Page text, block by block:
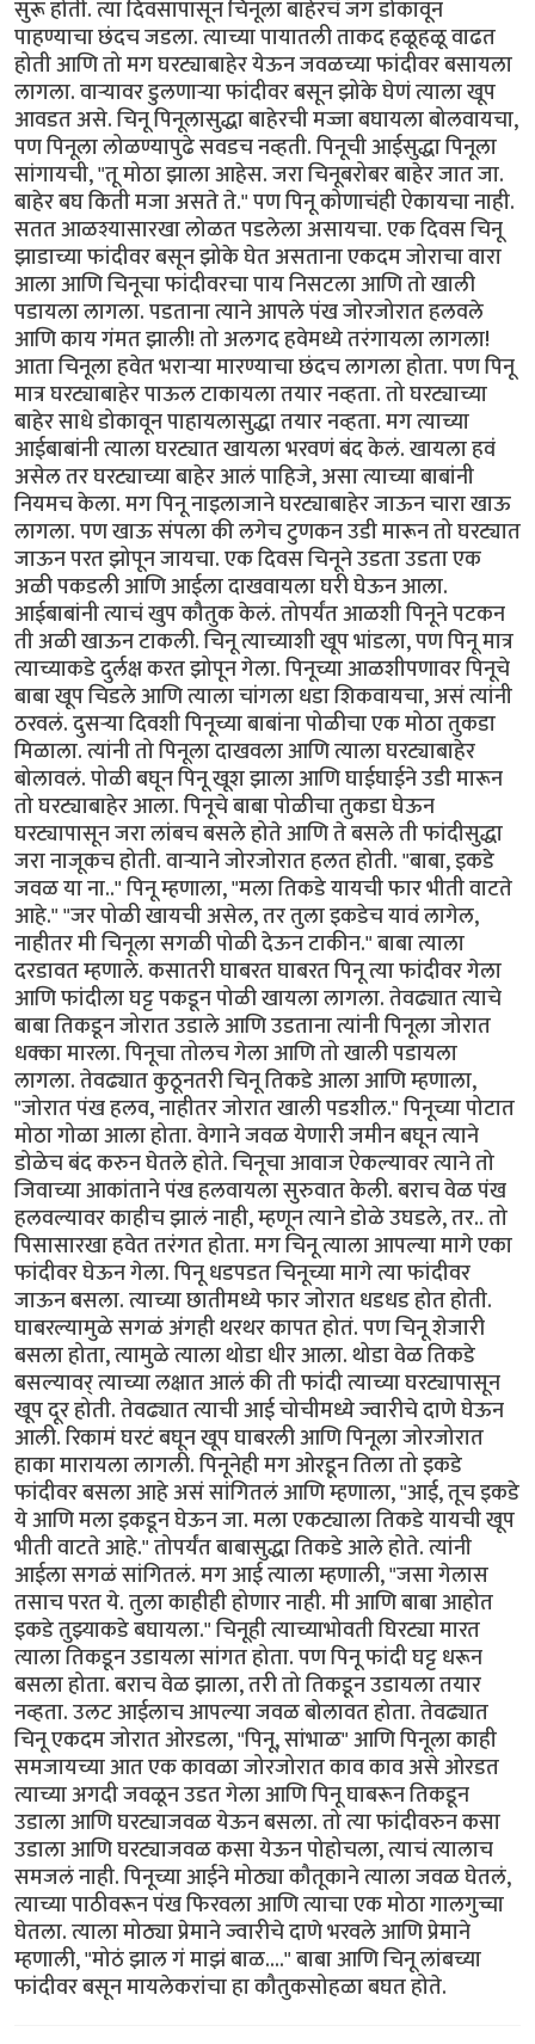
सुरू होती. त्या दिवसापासून चिनूला बाहेरचं जग डोकावून
पाहण्याचा छंदच जडला. त्याच्या पायातली ताकद हळूहळू वाढत
होती आणि तो मग घरट्याबाहेर येऊन जवळच्या फांदीवर बसायला
लागला. वार्‍यावर डुलणार्‍या फांदीवर बसून झोके घेणं त्याला खूप
आवडत असे. चिनू पिनूलासुद्धा बाहेरची मज्जा बघायला बोलवायचा,
पण पिनूला लोळण्यापुढे सवडच नव्हती. पिनूची आईसुद्धा पिनूला
सांगायची, "तू मोठा झाला आहेस. जरा चिनूबरोबर बाहेर जात जा.
बाहेर बघ किती मजा असते ते." पण पिनू कोणाचंही ऐकायचा नाही.
सतत आळश्यासारखा लोळत पडलेला असायचा. एक दिवस चिनू
झाडाच्या फांदीवर बसून झोके घेत असताना एकदम जोराचा वारा
आला आणि चिनूचा फांदीवरचा पाय निसटला आणि तो खाली
पडायला लागला. पडताना त्याने आपले पंख जोरजोरात हलवले
आणि काय गंमत झाली! तो अलगद हवेमध्ये तरंगायला लागला!
आता चिनूला हवेत भरार्‍या मारण्याचा छंदच लागला होता. पण पिनू
मात्र घरट्याबाहेर पाऊल टाकायला तयार नव्हता. तो घरट्याच्या
बाहेर साधे डोकावून पाहायलासुद्धा तयार नव्हता. मग त्याच्या
आईबाबांनी त्याला घरट्यात खायला भरवणं बंद केलं. खायला हवं
असेल तर घरट्याच्या बाहेर आलं पाहिजे, असा त्याच्या बाबांनी
नियमच केला. मग पिनू नाइलाजाने घरट्याबाहेर जाऊन चारा खाऊ
लागला. पण खाऊ संपला की लगेच टुणकन उडी मारून तो घरट्यात
जाऊन परत झोपून जायचा. एक दिवस चिनूने उडता उडता एक
अळी पकडली आणि आईला दाखवायला घरी घेऊन आला.
आईबाबांनी त्याचं खुप कौतुक केलं. तोपर्यंत आळशी पिनूने पटकन
ती अळी खाऊन टाकली. चिनू त्याच्याशी खूप भांडला, पण पिनू मात्र
त्याच्याकडे दुर्लक्ष करत झोपून गेला. पिनूच्या आळशीपणावर पिनूचे
बाबा खूप चिडले आणि त्याला चांगला धडा शिकवायचा, असं त्यांनी
ठरवलं. दुसर्‍या दिवशी पिनूच्या बाबांना पोळीचा एक मोठा तुकडा
मिळाला. त्यांनी तो पिनूला दाखवला आणि त्याला घरट्याबाहेर
बोलावलं. पोळी बघून पिनू खूश झाला आणि घाईघाईने उडी मारून
तो घरट्याबाहेर आला. पिनूचे बाबा पोळीचा तुकडा घेऊन
घरट्यापासून जरा लांबच बसले होते आणि ते बसले ती फांदीसुद्धा
जरा नाजूकच होती. वार्‍याने जोरजोरात हलत होती. "बाबा, इकडे
जवळ या ना.." पिनू म्हणाला, "मला तिकडे यायची फार भीती वाटते
आहे." "जर पोळी खायची असेल, तर तुला इकडेच यावं लागेल,
नाहीतर मी चिनूला सगळी पोळी देऊन टाकीन." बाबा त्याला
दरडावत म्हणाले. कसातरी घाबरत घाबरत पिनू त्या फांदीवर गेला
आणि फांदीला घट्ट पकडून पोळी खायला लागला. तेवढ्यात त्याचे
बाबा तिकडून जोरात उडाले आणि उडताना त्यांनी पिनूला जोरात
धक्का मारला. पिनूचा तोलच गेला आणि तो खाली पडायला
लागला. तेवढ्यात कुठूनतरी चिनू तिकडे आला आणि म्हणाला,
"जोरात पंख हलव, नाहीतर जोरात खाली पडशील." पिनूच्या पोटात
मोठा गोळा आला होता. वेगाने जवळ येणारी जमीन बघून त्याने
डोळेच बंद करुन घेतले होते. चिनूचा आवाज ऐकल्यावर त्याने तो
जिवाच्या आकांताने पंख हलवायला सुरुवात केली. बराच वेळ पंख
हलवल्यावर काहीच झालं नाही, म्हणून त्याने डोळे उघडले, तर.. तो
पिसासारखा हवेत तरंगत होता. मग चिनू त्याला आपल्या मागे एका
फांदीवर घेऊन गेला. पिनू धडपडत चिनूच्या मागे त्या फांदीवर
जाऊन बसला. त्याच्या छातीमध्ये फार जोरात धडधड होत होती.
घाबरल्यामुळे सगळं अंगही थरथर कापत होतं. पण चिनू शेजारी
बसला होता, त्यामुळे त्याला थोडा धीर आला. थोडा वेळ तिकडे
बसल्यावर् त्याच्या लक्षात आलं की ती फांदी त्याच्या घरट्यापासून
खूप दूर होती. तेवढ्यात त्याची आई चोचीमध्ये ज्वारीचे दाणे घेऊन
आली. रिकामं घरटं बघून खूप घाबरली आणि पिनूला जोरजोरात
हाका मारायला लागली. पिनूनेही मग ओरडून तिला तो इकडे
फांदीवर बसला आहे असं सांगितलं आणि म्हणाला, "आई, तूच इकडे
ये आणि मला इकडून घेऊन जा. मला एकट्याला तिकडे यायची खूप
भीती वाटते आहे." तोपर्यंत बाबासुद्धा तिकडे आले होते. त्यांनी
आईला सगळं सांगितलं. मग आई त्याला म्हणाली, "जसा गेलास
तसाच परत ये. तुला काहीही होणार नाही. मी आणि बाबा आहोत
इकडे तुझ्याकडे बघायला." चिनूही त्याच्याभोवती घिरट्या मारत
त्याला तिकडून उडायला सांगत होता. पण पिनू फांदी घट्ट धरून
बसला होता. बराच वेळ झाला, तरी तो तिकडून उडायला तयार
नव्हता. उलट आईलाच आपल्या जवळ बोलावत होता. तेवढ्यात
चिनू एकदम जोरात ओरडला, "पिनू, सांभाळ" आणि पिनूला काही
समजायच्या आत एक कावळा जोरजोरात काव काव असे ओरडत
त्याच्या अगदी जवळून उडत गेला आणि पिनू घाबरून तिकडून
उडाला आणि घरट्याजवळ येऊन बसला. तो त्या फांदीवरुन कसा
उडाला आणि घरट्याजवळ कसा येऊन पोहोचला, त्याचं त्यालाच
समजलं नाही. पिनूच्या आईने मोठ्या कौतूकाने त्याला जवळ घेतलं,
त्याच्या पाठीवरून पंख फिरवला आणि त्याचा एक मोठा गालगुच्चा
घेतला. त्याला मोठ्या प्रेमाने ज्वारीचे दाणे भरवले आणि प्रेमाने
म्हणाली, "मोठं झाल गं माझं बाळ...." बाबा आणि चिनू लांबच्या
फांदीवर बसून मायलेकरांचा हा कौतुकसोहळा बघत होते.